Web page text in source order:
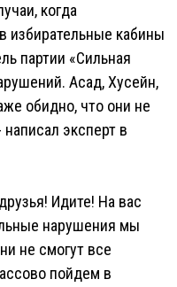
когда
избирательные кабины
партии «Сильная
Асад, Хусейн,
обидно, что они не
эксперт в
Идите! На вас
нарушения мы
не смогут все
пойдем в